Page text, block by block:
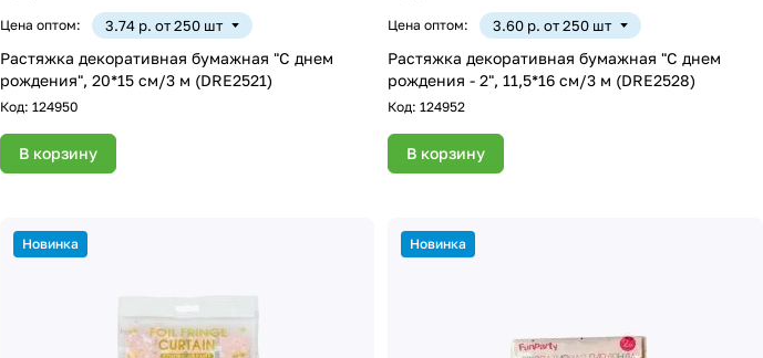
Цена оптом: 3.74 р. от 250 шт
Растяжка декоративная бумажная "С днем
рождения", 20*15 см/3 м (DRE2521)
Код: 124950
В корзину
Цена оптом: 3.60 р. от 250 шт
Растяжка декоративная бумажная "С днем
рождения - 2", 11,5*16 см/3 м (DRE2528)
Код:124952
В корзину
Новинка Новинка